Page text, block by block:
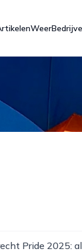
Weer
Pride 2025: